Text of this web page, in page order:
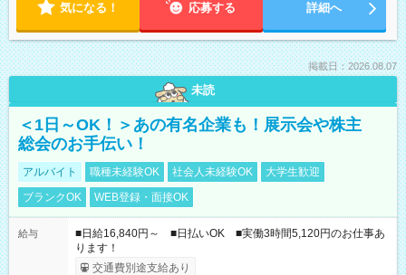
気になる！ 応募する 詳細へ
掲載日：2026.08.07
未読
＜1日～OK！＞あの有名企業も！展示会や株主
総会のお手伝い！
アルバイト 職種未経験OK 社会人未経験OK
大学生歓迎
ブランクOK
WEB登録・面接OK
給与
■日給16,840円～ ■日払いOK ■実働3時間5,120円のお仕事あ
ります！
交通費別途支給あり